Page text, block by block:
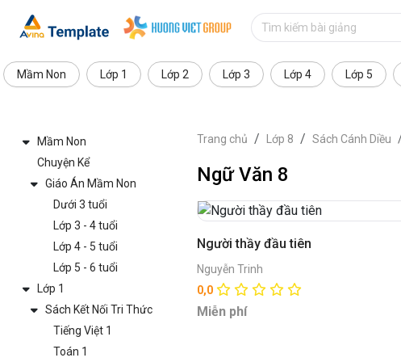
Mầm Non Lớp 1 Lớp 2 Lớp 3 Lớp 4 Lớp 5
Mầm Non
Chuyện Kể
Giáo Án Mầm Non
Dưới 3 tuổi
Lớp 3 - 4 tuổi
Lớp 4 - 5 tuổi
Lớp 5 - 6 tuổi
Lớp 1
Sách Kết Nối Tri Thức
Tiếng Việt 1
Toán 1
Trang chủ Lớp 8 Sách Cánh Diều
Ngữ Văn 8
Người thầy đầu tiên
Nguyễn Trinh
0,0
Miễn phí